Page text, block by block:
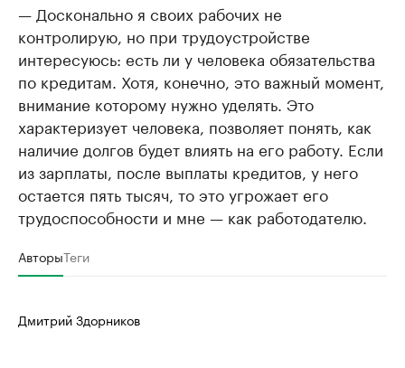
— Досконально я своих рабочих не
контролирую, но при трудоустройстве
интересуюсь: есть ли у человека обязательства
по кредитам. Хотя, конечно, это важный момент,
внимание которому нужно уделять. Это
характеризует человека, позволяет понять, как
наличие долгов будет влиять на его работу. Если
из зарплаты, после выплаты кредитов, у него
остается пять тысяч, то это угрожает его
трудоспособности и мне — как работодателю.
АвторыТеги
Дмитрий Здорников